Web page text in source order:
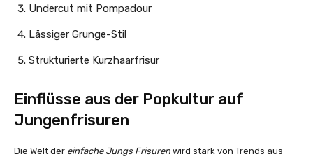
Undercut mit Pompadour
Lässiger Grunge-Stil
Strukturierte Kurzhaarfrisur
Einflüsse aus der Popkultur auf
Jungenfrisuren
Die Welt der einfache Jungs Frisuren wird stark von Trends aus